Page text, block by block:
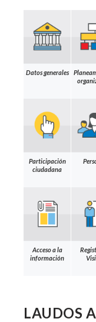
Datos generales
Participación
ciudadana
Acceso a la
información
LAUDOS